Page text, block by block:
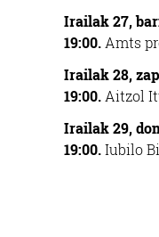
Irailak 27,
19:00.Amts
Irailak 28,
19:00.Aitzol
Irailak 29,
19:00.Iubilo